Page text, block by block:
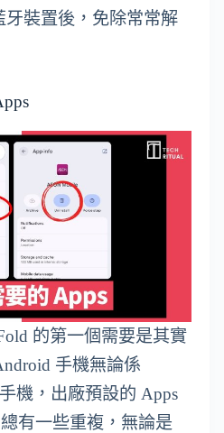
裝置後，免除常常解
的第一個需要是其實
手機無論係
機，出廠預設的 Apps
有一些重複，無論是